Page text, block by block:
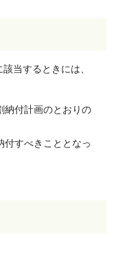
当するときには、
納付計画のとおりの
付すべきこととなっ